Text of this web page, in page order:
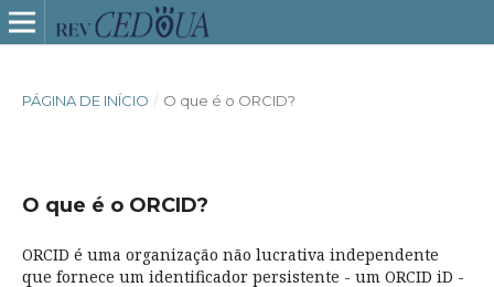
PÁGINA DE INÍCIO / O que é o ORCID?
O que é o ORCID?
ORCID é uma organização não lucrativa independente
que fornece um identificador persistente - um ORCID iD -